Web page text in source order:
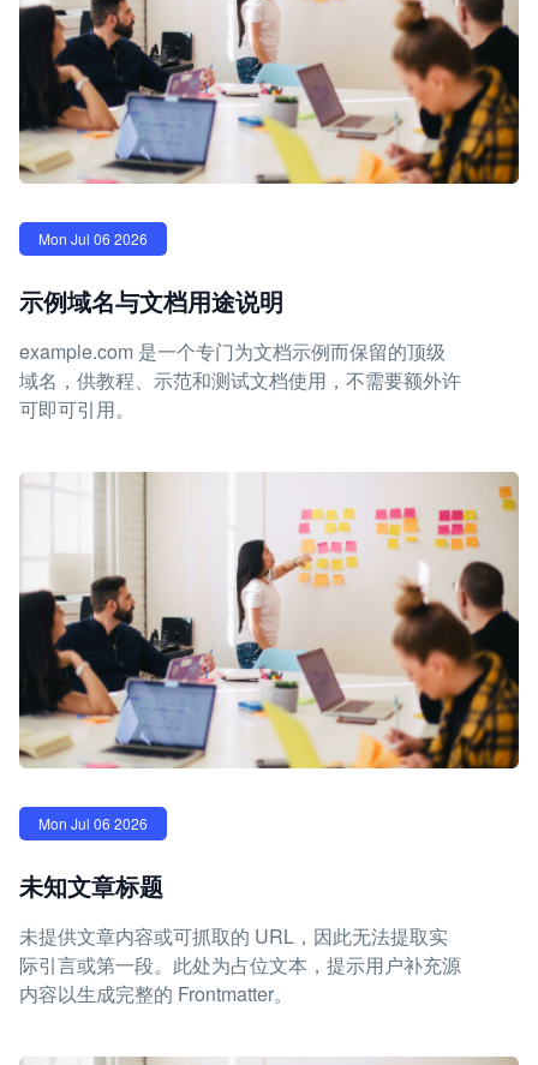
Mon Jul 06 2026
示例域名与文档用途说明
example.com 是一个专门为文档示例而保留的顶级
域名，供教程、示范和测试文档使用，不需要额外许
可即可引用。
Mon Jul 06 2026
未知文章标题
未提供文章内容或可抓取的 URL，因此无法提取实
际引言或第一段。此处为占位文本，提示用户补充源
内容以生成完整的 Frontmatter。